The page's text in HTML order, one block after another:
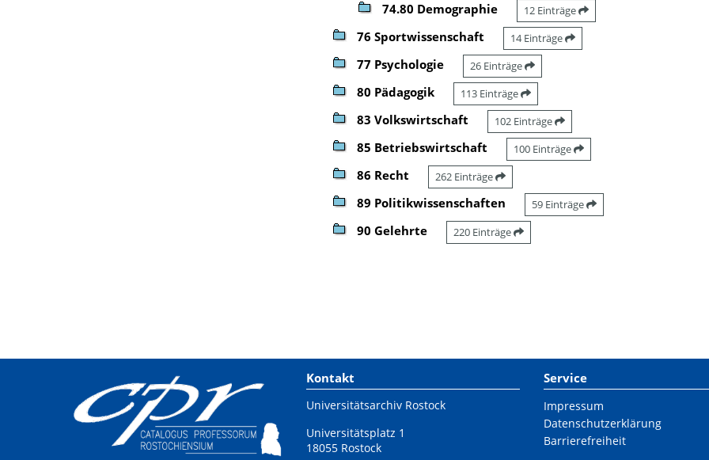
74.80 Demographie 12 Einträge
76 Sportwissenschaft 14 Einträge
77 Psychologie 26 Einträge
80 Pädagogik 113 Einträge
83 Volkswirtschaft 102 Einträge
85 Betriebswirtschaft 100 Einträge
86 Recht 262 Einträge
89 Politikwissenschaften 59 Einträge
90 Gelehrte 220 Einträge
Kontakt
Universitätsarchiv Rostock
Universitätsplatz 1
18055 Rostock
Service
Impressum
Datenschutzerklärung
Barrierefreiheit